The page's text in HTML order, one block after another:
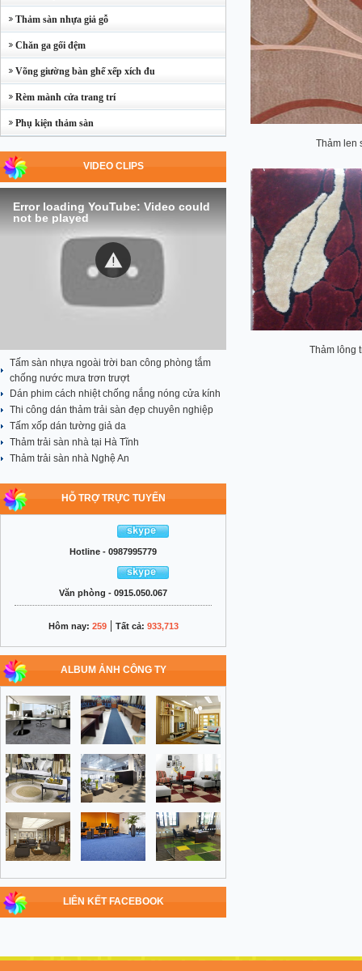
Thảm sàn nhựa giả gỗ
Chăn ga gối đệm
Võng giường bàn ghế xếp xích đu
Rèm mành cửa trang trí
Phụ kiện thảm sàn
VIDEO CLIPS
Error loading YouTube: Video could
not be played
Tấm sàn nhựa ngoài trời ban công phòng tắm
chống nước mưa trơn trượt
Dán phim cách nhiệt chống nắng nóng cửa kính
Thi công dán thảm trải sàn đẹp chuyên nghiệp
Tấm xốp dán tường giả da
Thảm trải sàn nhà tại Hà Tĩnh
Thảm trải sàn nhà Nghệ An
HỖ TRỢ TRỰC TUYẾN
Hotline - 0987995779
Văn phòng - 0915.050.067
Hôm nay: 259| Tất cả: 933,713
ALBUM ẢNH CÔNG TY
LIÊN KẾT FACEBOOK
Thảm len
Thảm lông